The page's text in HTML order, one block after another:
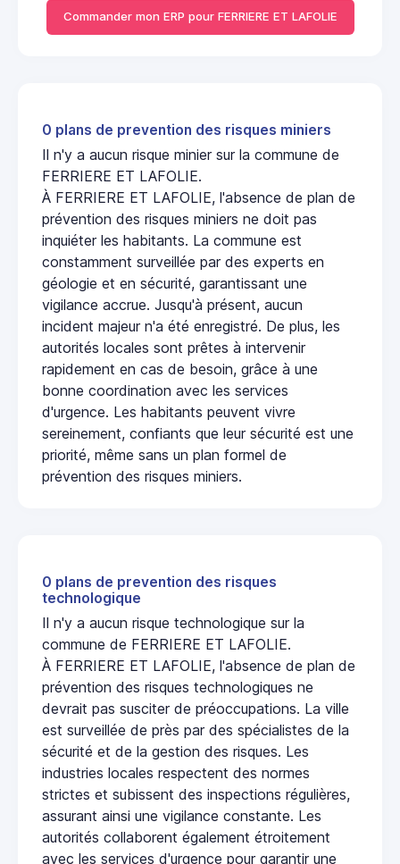
Commander mon ERP pour FERRIERE ET LAFOLIE
0 plans de prevention des risques miniers
Il n'y a aucun risque minier sur la commune de
FERRIERE ET LAFOLIE.
À FERRIERE ET LAFOLIE, l'absence de plan de
prévention des risques miniers ne doit pas
inquiéter les habitants. La commune est
constamment surveillée par des experts en
géologie et en sécurité, garantissant une
vigilance accrue. Jusqu'à présent, aucun
incident majeur n'a été enregistré. De plus, les
autorités locales sont prêtes à intervenir
rapidement en cas de besoin, grâce à une
bonne coordination avec les services
d'urgence. Les habitants peuvent vivre
sereinement, confiants que leur sécurité est une
priorité, même sans un plan formel de
prévention des risques miniers.
0 plans de prevention des risques
technologique
Il n'y a aucun risque technologique sur la
commune de FERRIERE ET LAFOLIE.
À FERRIERE ET LAFOLIE, l'absence de plan de
prévention des risques technologiques ne
devrait pas susciter de préoccupations. La ville
est surveillée de près par des spécialistes de la
sécurité et de la gestion des risques. Les
industries locales respectent des normes
strictes et subissent des inspections régulières,
assurant ainsi une vigilance constante. Les
autorités collaborent également étroitement
avec les services d'urgence pour garantir une